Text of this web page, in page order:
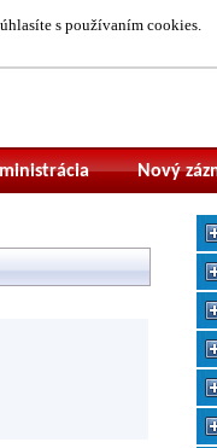
s používaním cookies.
Nový